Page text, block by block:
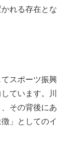
れる存在とな
スポーツ振興
ています。川
その背後にあ
」としてのイ